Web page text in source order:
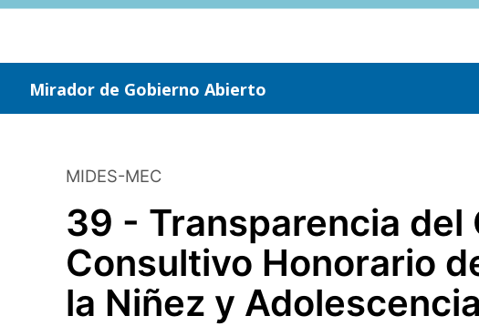
Saltar
Mirador de Gobierno Abierto
MIDES-MEC
39 - Transparencia del
Consultivo Honorario
la Niñez y Adolescencia